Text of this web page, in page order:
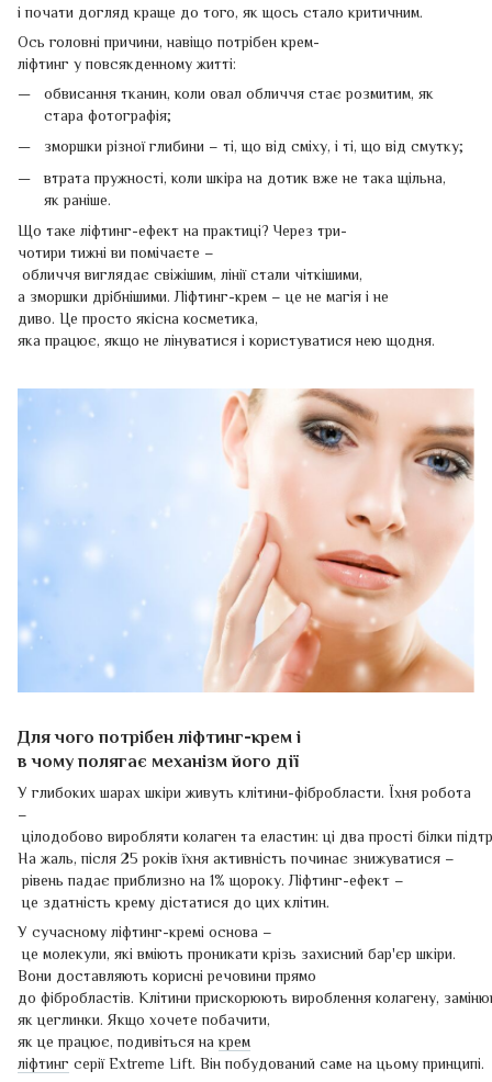
і почати догляд краще до того, як щось стало критичним.
Ось головні причини, навіщо потрібен крем-
ліфтинг у повсякденному житті:
обвисання тканин, коли овал обличчя стає розмитим, як
стара фотографія;
зморшки різної глибини – ті, що від сміху, і ті, що від смутку;
втрата пружності, коли шкіра на дотик вже не така щільна,
як раніше.
Що таке ліфтинг-ефект на практиці? Через три-
чотири тижні ви помічаєте –
обличчя виглядає свіжішим, лінії стали чіткішими,
а зморшки дрібнішими. Ліфтинг-крем – це не магія і не
диво. Це просто якісна косметика,
яка працює, якщо не лінуватися і користуватися нею щодня.
Для чого потрібен ліфтинг-крем і
в чому полягає механізм його дії
У глибоких шарах шкіри живуть клітини-фібробласти. Їхня робота
–
цілодобово виробляти колаген та еластин: ці два прості білки
На жаль, після 25 років їхня активність починає знижуватися –
рівень падає приблизно на 1% щороку. Ліфтинг-ефект –
це здатність крему дістатися до цих клітин.
У сучасному ліфтинг-кремі основа –
це молекули, які вміють проникати крізь захисний бар'єр шкіри.
Вони доставляють корисні речовини прямо
до фібробластів. Клітини прискорюють вироблення колагену,
як цеглинки. Якщо хочете побачити,
як це працює, подивіться накрем
ліфтинг серії Extreme Lift. Він побудований саме на цьому принципі.